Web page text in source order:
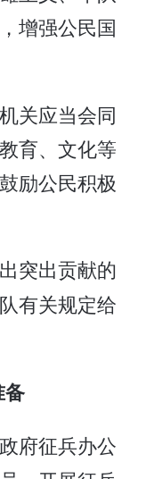
增强公民国
关应当会同
育、文化等
励公民积极
突出贡献的
有关规定给
府征兵办公